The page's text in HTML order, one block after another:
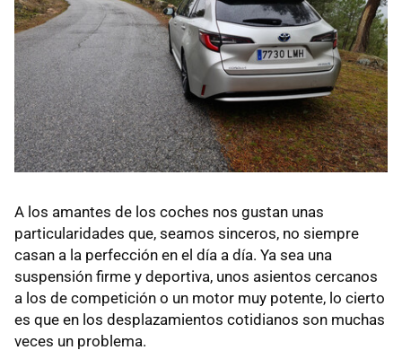
A los amantes de los coches nos gustan unas
particularidades que, seamos sinceros, no siempre
casan a la perfección en el día a día. Ya sea una
suspensión firme y deportiva, unos asientos cercanos
a los de competición o un motor muy potente, lo cierto
es que en los desplazamientos cotidianos son muchas
veces un problema.